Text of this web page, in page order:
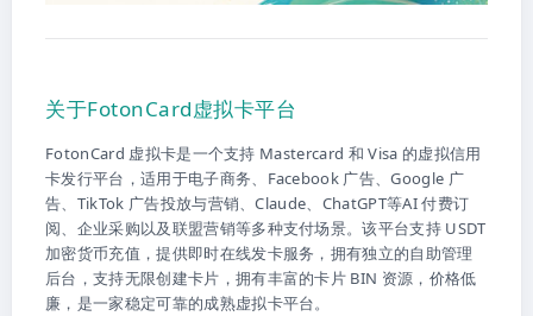
关于FotonCard虚拟卡平台
FotonCard 虚拟卡是一个支持 Mastercard 和 Visa 的虚拟信用
卡发行平台，适用于电子商务、Facebook 广告、Google 广
告、TikTok 广告投放与营销、Claude、ChatGPT等AI 付费订
阅、企业采购以及联盟营销等多种支付场景。该平台支持 USDT
加密货币充值，提供即时在线发卡服务，拥有独立的自助管理
后台，支持无限创建卡片，拥有丰富的卡片 BIN 资源，价格低
廉，是一家稳定可靠的成熟虚拟卡平台。